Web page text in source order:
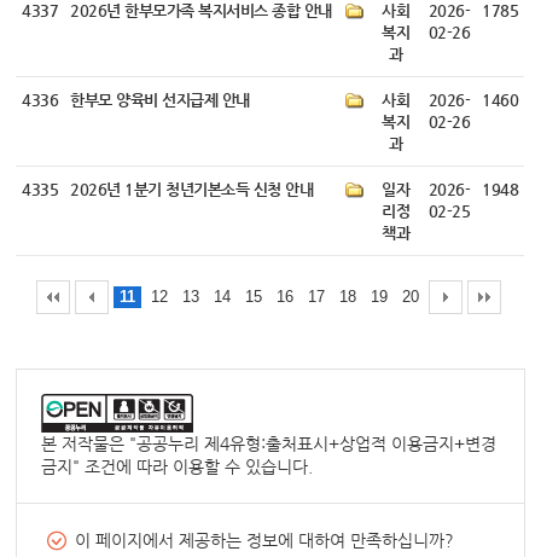
4337 2026년 한부모가족 복지서비스 종합 안내
사회
복지
과
2026-
02-26
1785
4336 한부모 양육비 선지급제 안내
사회
복지
과
2026-
02-26
1460
4335 2026년 1분기 청년기본소득 신청 안내
일자
리정
책과
2026-
02-25
1948
11 12 13 14 15 16 17 18 19 20
본 저작물은 "공공누리 제4유형:출처표시+상업적 이용금지+변경
금지 " 조건에 따라 이용할 수 있습니다.
이 페이지에서 제공하는 정보에 대하여 만족하십니까?